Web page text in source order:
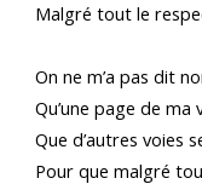
Malgré tout le
On ne m’a pas dit
Qu’une page de
Que d’autres voies
Pour que malgré